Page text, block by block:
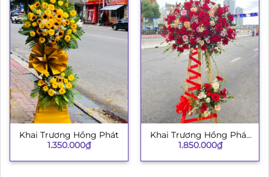
Khai Trương Hồng Phát
1.350.000₫
Khai Trương Hồng Phát
134
1.850.000₫